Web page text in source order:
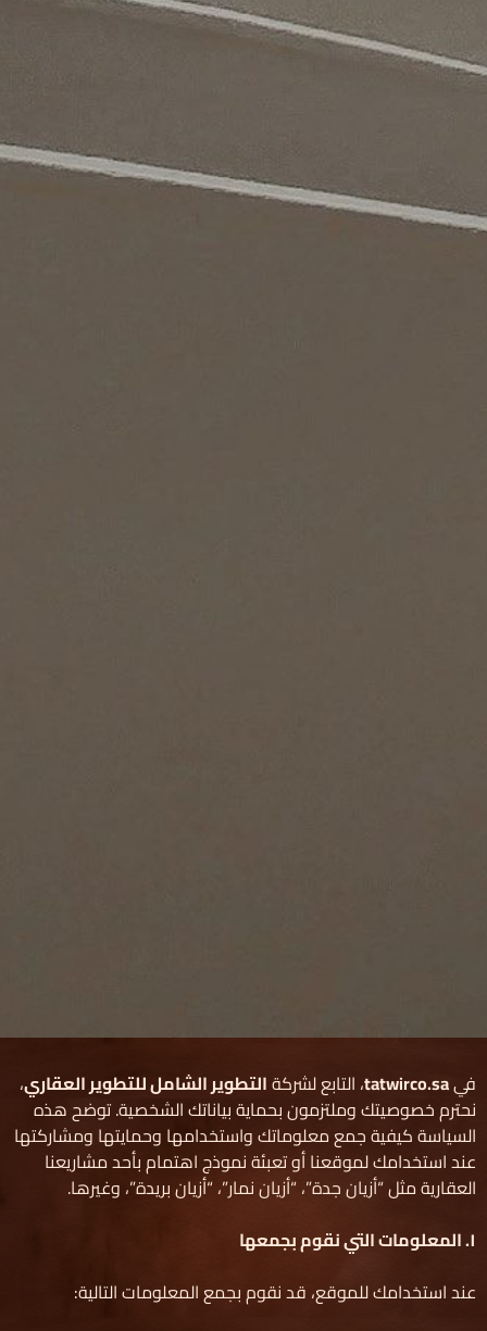
فيtatwirco.sa، التابع لشركةالتطوير الشامل للتطوير العقاري،
نحترم خصوصيتك وملتزمون بحماية بياناتك الشخصية. توضح هذه
السياسة كيفية جمع معلوماتك واستخدامها وحمايتها ومشاركتها
عند استخدامك لموقعنا أو تعبئة نموذج اهتمام بأحد مشاريعنا
العقارية مثل “أزيان جدة”، “أزيان نمار”، “أزيان بريدة”، وغيرها.
١.المعلومات التي نقوم بجمعها
عند استخدامك للموقع، قد نقوم بجمع المعلومات التالية: